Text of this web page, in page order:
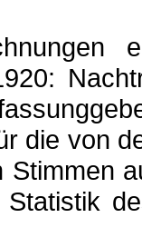
die von
Stimmen
Statistik